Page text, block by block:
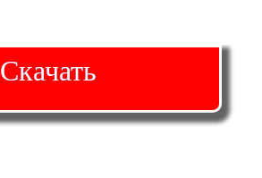
Скачать